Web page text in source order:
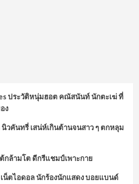
ประวัติหนุ่มฮอต คณัสนันท์ นักตะเฆ่ ที่
ง
คันทรี่ เสน่ห์เกินต้านจนสาว ๆ ตกหลุม
กล้ามโต ดีกรีแชมป์เพาะกาย
น็ตไอดอล นักร้องนักแสดง บอยแบนด์